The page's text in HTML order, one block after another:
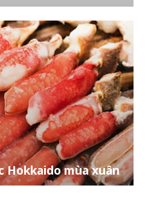
Hokkaido mùa xuân